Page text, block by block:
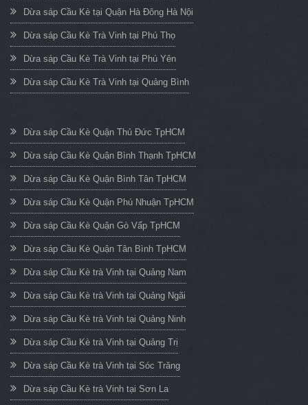
Dừa sáp Cầu Kè tại Quận Hà Đông Hà Nội
Dừa sáp Cầu Kè Trà Vinh tại Phú Thọ
Dừa sáp Cầu Kè Trà Vinh tại Phú Yên
Dừa sáp Cầu Kè Trà Vinh tại Quảng Bình
Dừa sáp Cầu Kè Quận Thủ Đức TpHCM
Dừa sáp Cầu Kè Quận Bình Thạnh TpHCM
Dừa sáp Cầu Kè Quận Bình Tân TpHCM
Dừa sáp Cầu Kè Quận Phú Nhuận TpHCM
Dừa sáp Cầu Kè Quận Gò Vấp TpHCM
Dừa sáp Cầu Kè Quận Tân Bình TpHCM
Dừa sáp Cầu Kè trà Vinh tại Quảng Nam
Dừa sáp Cầu Kè trà Vinh tại Quảng Ngãi
Dừa sáp Cầu Kè trà Vinh tại Quảng Ninh
Dừa sáp Cầu Kè trà Vinh tại Quảng Trị
Dừa sáp Cầu Kè trà Vinh tại Sóc Trăng
Dừa sáp Cầu Kè trà Vinh tại Sơn La